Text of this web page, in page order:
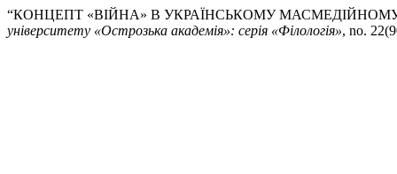
“КОНЦЕПТ «ВІЙНА» В УКРАЇНСЬКОМУ
університету «Острозька академія»: серія «Філологія», no.